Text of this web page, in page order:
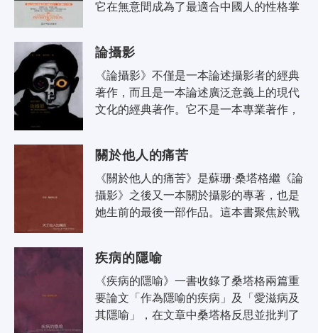
它在無意間成為了最適合中國人的性格掌
論攝影
《論攝影》不僅是一本論述攝影者的經典
著作，而且是一本論述廣泛意義上的現代
文化的經典著作。它不是一本專業著作，
關於他人的痛苦
《關於他人的痛苦》是蘇珊·桑塔格繼《論
攝影》之後又一本關於攝影的專著，也是
她生前的最後一部作品。這本書聚焦於戰
疾病的隱喻
《疾病的隱喻》一書收錄了桑塔格兩篇重
要論文「作為隱喻的疾病」及「愛滋病及
其隱喻」，在文章中桑塔格反思並批判了